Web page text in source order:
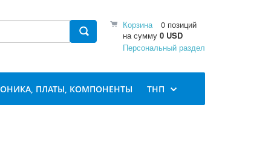
Корзина
0 позиций
на сумму 0 USD
Персональный раздел
ПЛАТЫ, КОМПОНЕНТЫ ТНП